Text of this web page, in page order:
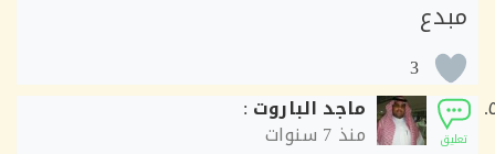
3
ماجد الباروت:
منذ7 سنوات